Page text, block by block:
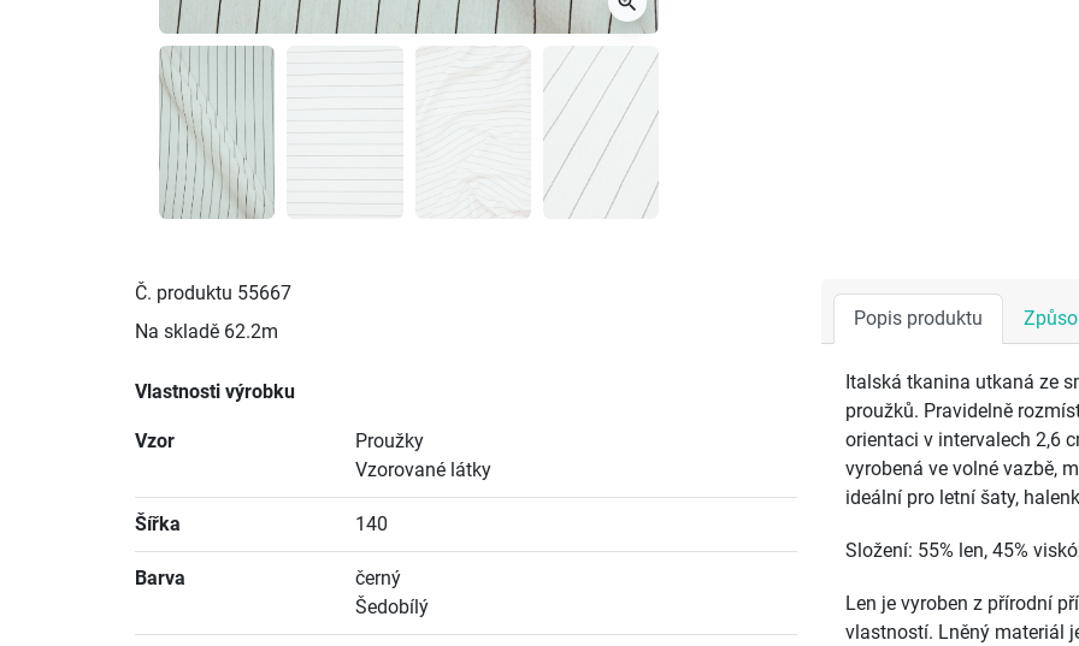
Č. produktu 55667
Na skladě 62.2m
Vlastnosti výrobku
Vzor
Proužky
Vzorované látky
Šířka 140
Barva
černý
Šedobílý
Popis produktu
Italská tkanina utkaná ze
proužků. Pravidelně
orientaci v intervalech 2,6
vyrobená ve volné vazbě,
ideální pro letní šaty,
Složení: 55% len, 45%
Len je vyroben z přírodní
vlastností. Lněný materiál